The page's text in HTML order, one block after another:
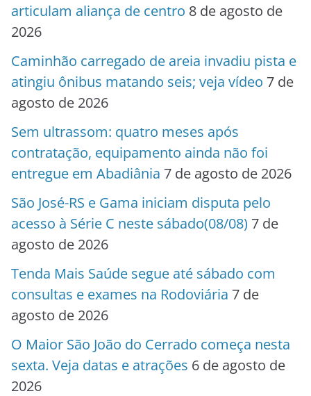
articulam aliança de centro 8 de agosto de
2026
Caminhão carregado de areia invadiu pista e
atingiu ônibus matando seis; veja vídeo 7 de
agosto de 2026
Sem ultrassom: quatro meses após
contratação, equipamento ainda não foi
entregue em Abadiânia 7 de agosto de 2026
São José-RS e Gama iniciam disputa pelo
acesso à Série C neste sábado(08/08) 7 de
agosto de 2026
Tenda Mais Saúde segue até sábado com
consultas e exames na Rodoviária 7 de
agosto de 2026
O Maior São João do Cerrado começa nesta
sexta. Veja datas e atrações 6 de agosto de
2026